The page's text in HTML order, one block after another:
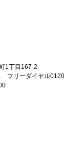
1丁目167-2
フリーダイヤル